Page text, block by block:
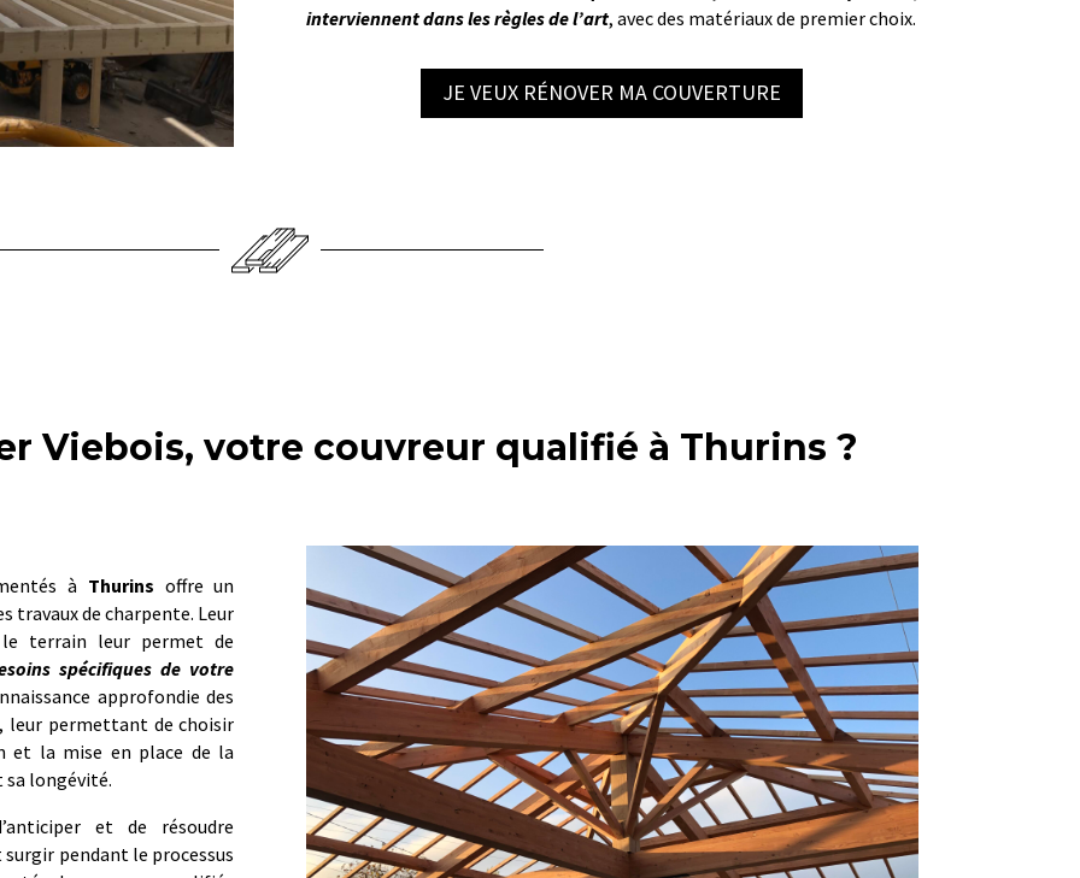
interviennent dans les règles de l’art, avec des matériaux de premier choix.
JE VEUX RÉNOVER MA COUVERTURE
Viebois, votre couvreur qualifié à Thurins ?
à Thurins offre un
travaux de charpente. Leur
le terrain leur permet de
spécifiques de votre
approfondie des
leur permettant de choisir
et la mise en place de la
sa longévité.
et de résoudre
pendant le processus